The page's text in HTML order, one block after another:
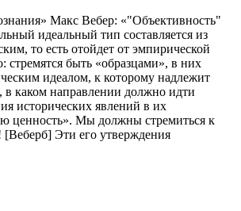
Макс Вебер: «"Объективность"
идеальный тип составляется из
то есть отойдет от эмпирической
стремятся быть «образцами», в них
идеалом, к которому надлежит
в каком направлении должно идти
исторических явлений в их
ценность». Мы должны стремиться к
[Веберб] Эти его утверждения